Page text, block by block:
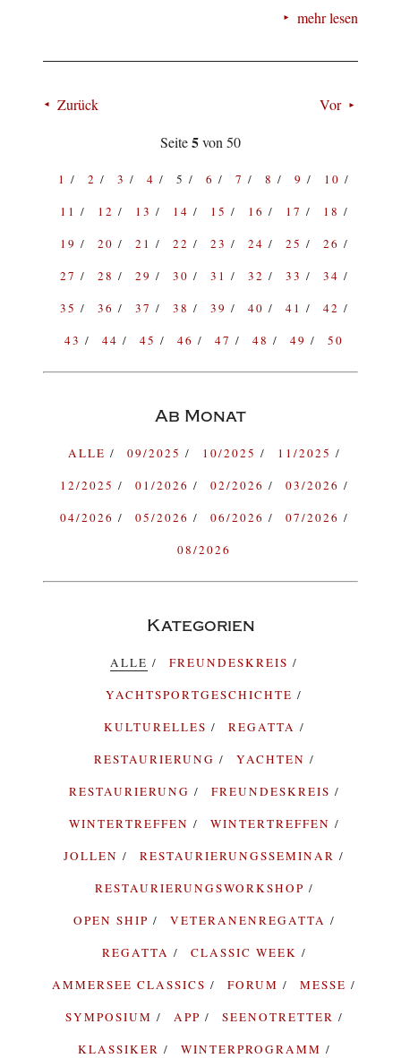
mehr lesen
Zurück
Vor
Seite5von 50
1 2 3 4 5 6 7 8 9
10
11
12 13 14 15 16 17
18
19
20 21 22 23 24 25
26
27
28 29 30 31 32 33
34
35
36 37 38 39 40 41
42
43
44 45 46 47 48 49 50
Ab Monat
ALLE 09/2025 10/2025
11/2025
12/2025
01/2026 02/2026
03/2026
04/2026
05/2026 06/2026
07/2026
08/2026
Kategorien
ALLE
FREUNDESKREIS
YACHTSPORTGESCHICHTE
KULTURELLES
REGATTA
RESTAURIERUNG
YACHTEN
RESTAURIERUNG
FREUNDESKREIS
WINTERTREFFEN
WINTERTREFFEN
JOLLEN
RESTAURIERUNGSSEMINAR
RESTAURIERUNGSWORKSHOP
OPEN SHIP
VETERANENREGATTA
REGATTA
CLASSIC WEEK
AMMERSEE CLASSICS
FORUM
MESSE
SYMPOSIUM
APP
SEENOTRETTER
KLASSIKER
WINTERPROGRAMM